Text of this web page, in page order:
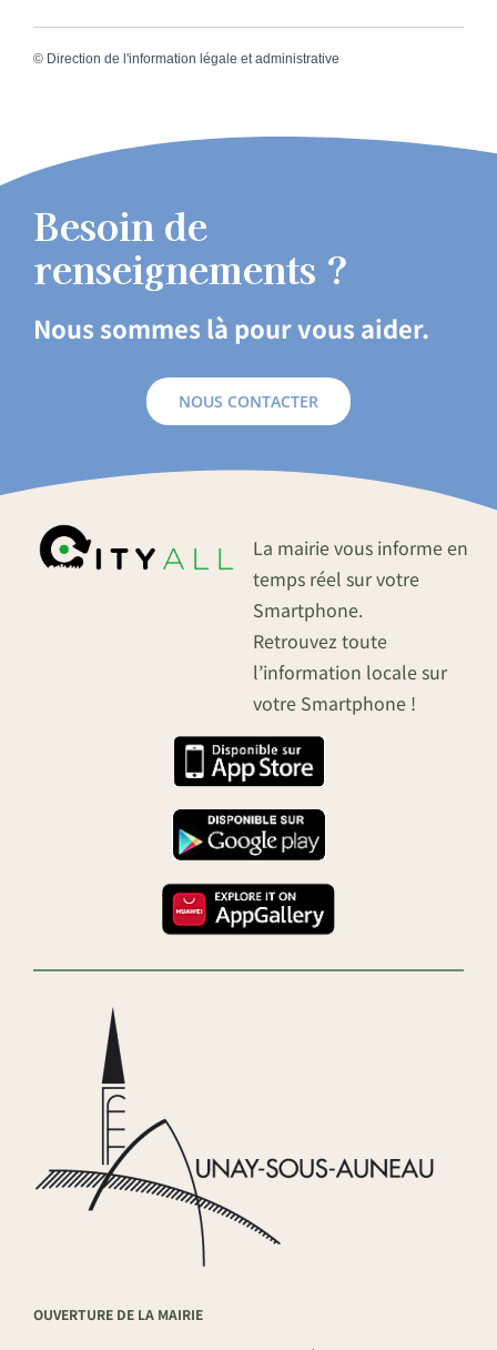
© Direction de l'information légale et administrative
Besoin de
renseignements ?
Nous sommes là pour vous aider.
NOUS CONTACTER
La mairie vous informe en
temps réel sur votre
Smartphone.
Retrouvez toute
l’information locale sur
votre Smartphone !
OUVERTURE DE LA MAIRIE